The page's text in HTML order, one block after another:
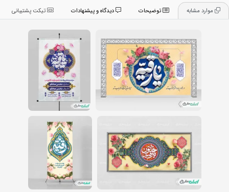
توضیحات تیکت پشتیبانی